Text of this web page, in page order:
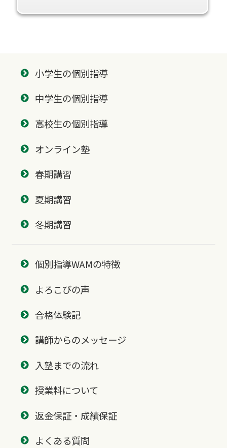
小学生の個別指導
中学生の個別指導
高校生の個別指導
オンライン塾
春期講習
夏期講習
冬期講習
個別指導WAMの特徴
よろこびの声
合格体験記
講師からのメッセージ
入塾までの流れ
授業料について
返金保証・成績保証
よくある質問